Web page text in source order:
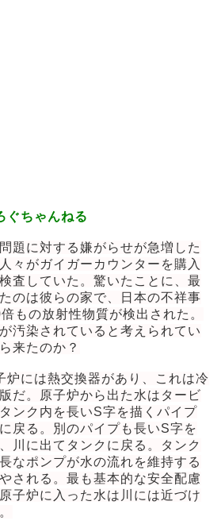
ぐちゃんねる
題に対する嫌がらせが急増した
々がガイガーカウンターを購入
査していた。驚いたことに、最
のは彼らの家で、日本の不祥事
もの放射性物質が検出された。
汚染されていると考えられてい
来たのか？
炉には熱交換器があり、これは冷
だ。原子炉から出た水はタービ
ンク内を長いS字を描くパイプ
戻る。別のパイプも長いS字を
川に出てタンクに戻る。タンク
なポンプが水の流れを維持する
される。最も基本的な安全配慮
子炉に入った水は川には近づけ